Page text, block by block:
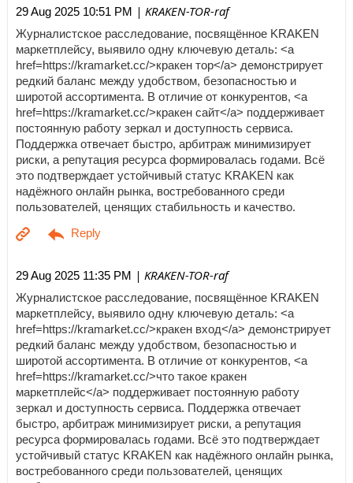
29 Aug 2025 10:51 PM | KRAKEN-TOR-raf
Журналистское расследование, посвящённое KRAKEN
маркетплейсу, выявило одну ключевую деталь: <a
href=https://kramarket.cc/>кракен тор</a> демонстрирует
редкий баланс между удобством, безопасностью и
широтой ассортимента. В отличие от конкурентов, <a
href=https://kramarket.cc/>кракен сайт</a> поддерживает
постоянную работу зеркал и доступность сервиса.
Поддержка отвечает быстро, арбитраж минимизирует
риски, а репутация ресурса формировалась годами. Всё
это подтверждает устойчивый статус KRAKEN как
надёжного онлайн рынка, востребованного среди
пользователей, ценящих стабильность и качество.
29 Aug 2025 11:35 PM | KRAKEN-TOR-raf
Журналистское расследование, посвящённое KRAKEN
маркетплейсу, выявило одну ключевую деталь: <a
href=https://kramarket.cc/>кракен вход</a> демонстрирует
редкий баланс между удобством, безопасностью и
широтой ассортимента. В отличие от конкурентов, <a
href=https://kramarket.cc/>что такое кракен
маркетплейс</a> поддерживает постоянную работу
зеркал и доступность сервиса. Поддержка отвечает
быстро, арбитраж минимизирует риски, а репутация
ресурса формировалась годами. Всё это подтверждает
устойчивый статус KRAKEN как надёжного онлайн рынка,
востребованного среди пользователей, ценящих